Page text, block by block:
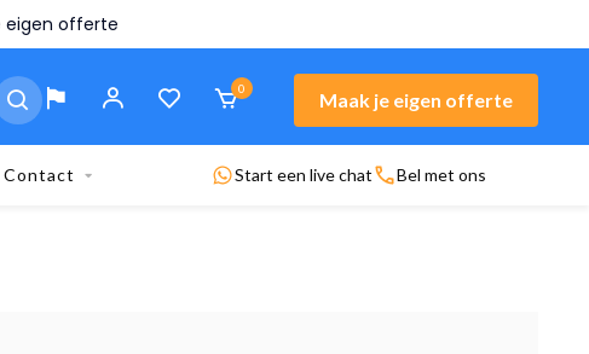
eigen offerte
0 Maak je eigen offerte
Contact Start een live chat Bel met ons